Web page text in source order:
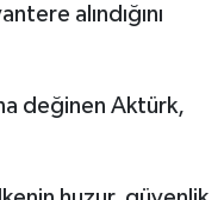
alındığını
değinen Aktürk,